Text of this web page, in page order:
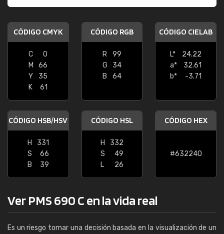
CÓDIGO CMYK
C
0
M
66
Y
35
K
61
CÓDIGO RGB
R
99
G
34
B
64
CÓDIGO CIELAB
L*
24.22
a*
32.61
b*
-3.71
CÓDIGO HSB/HSV
H
331
S
66
B
39
CÓDIGO HSL
H
332
S
49
L
26
CÓDIGO HEX
#632240
Ver PMS 690 C en la vida real
Es un riesgo tomar una decisión basada en la visualización de un